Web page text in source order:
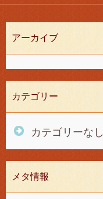
アーカイブ
カテゴリー
カテゴリーなし
メタ情報